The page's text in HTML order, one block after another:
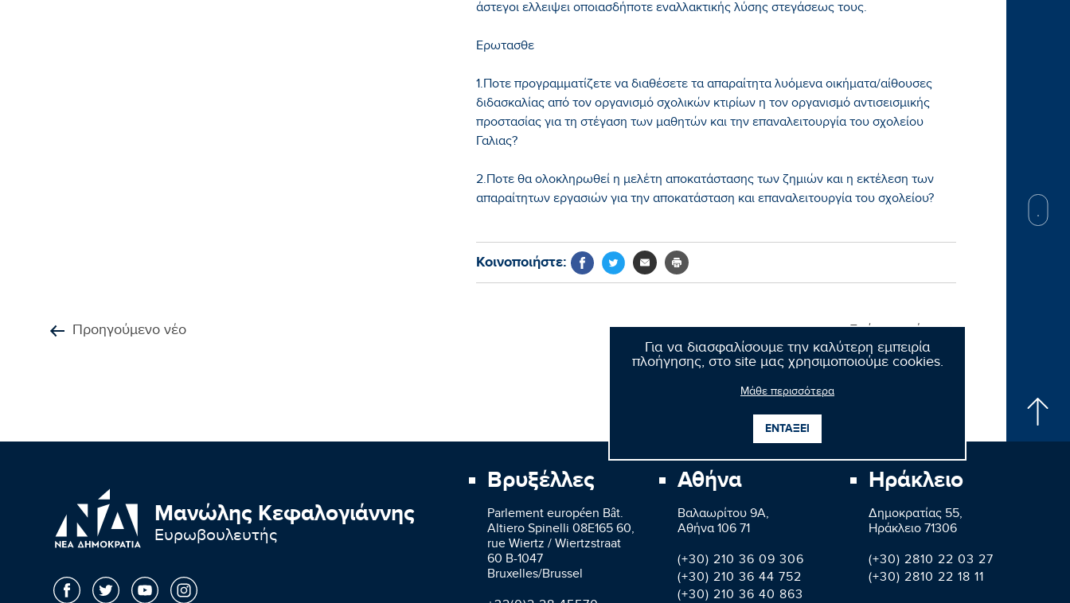
Για να διασφαλίσουμε την καλύτερη εμπειρία
πλοήγησης, στο site μας χρησιμοποιούμε cookies.
Μάθε περισσότερα
ΕΝΤΑΞΕΙ
άστεγοι ελλειψει οποιασδήποτε εναλλακτικής λύσης στεγάσεως τους.
Ερωτασθε
1.Ποτε προγραμματίζετε να διαθέσετε τα απαραίτητα λυόμενα οικήματα/αίθουσες
διδασκαλίας από τον οργανισμό σχολικών κτιρίων η τον οργανισμό αντισεισμικής
προστασίας για τη στέγαση των μαθητών και την επαναλειτουργία του σχολείου
Γαλιας?
2.Ποτε θα ολοκληρωθεί η μελέτη αποκατάστασης των ζημιών και η εκτέλεση των
απαραίτητων εργασιών για την αποκατάσταση και επαναλειτουργία του σχολείου?
Κοινοποιήστε:
Προηγούμενο νέο Επόμενο νέο
Μανώλης Κεφαλογιάννης
Ευρωβουλευτής
Βρυξέλλες
Parlement européen Bât.
Altiero Spinelli 08E165 60,
rue Wiertz / Wiertzstraat
60 B-1047
Bruxelles/Brussel
Αθήνα
Βαλαωρίτου 9A,
Aθήνα 106 71
(+30) 210 36 09 306
(+30) 210 36 44 752
(+30) 210 36 40 863
Ηράκλειο
Δημοκρατίας 55,
Ηράκλειο 71306
(+30) 2810 22 03 27
(+30) 2810 22 18 11